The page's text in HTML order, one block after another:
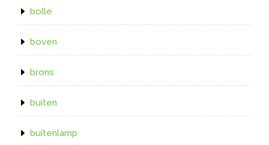
bolle
boven
brons
buiten
buitenlamp